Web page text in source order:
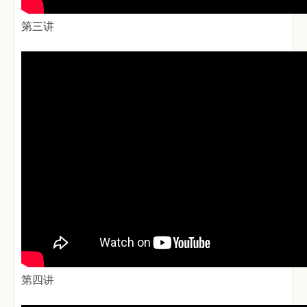
第三讲
第四讲